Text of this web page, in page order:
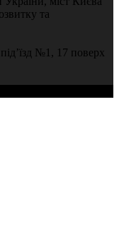
та
№1, 17 поверх